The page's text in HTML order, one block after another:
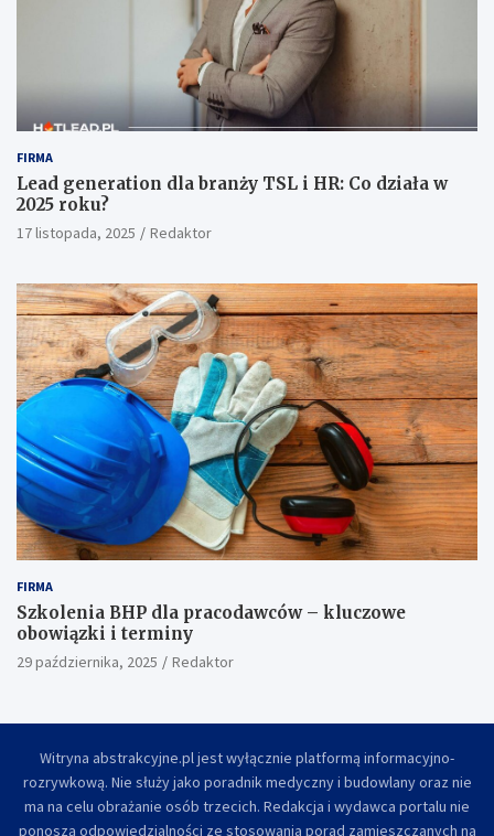
FIRMA
Lead generation dla branży TSL i HR: Co działa w
2025 roku?
17 listopada, 2025 Redaktor
FIRMA
Szkolenia BHP dla pracodawców – kluczowe
obowiązki i terminy
29 października, 2025 Redaktor
Witryna abstrakcyjne.pl jest wyłącznie platformą informacyjno-
rozrywkową. Nie służy jako poradnik medyczny i budowlany oraz nie
ma na celu obrażanie osób trzecich. Redakcja i wydawca portalu nie
ponoszą odpowiedzialności ze stosowania porad zamieszczanych na